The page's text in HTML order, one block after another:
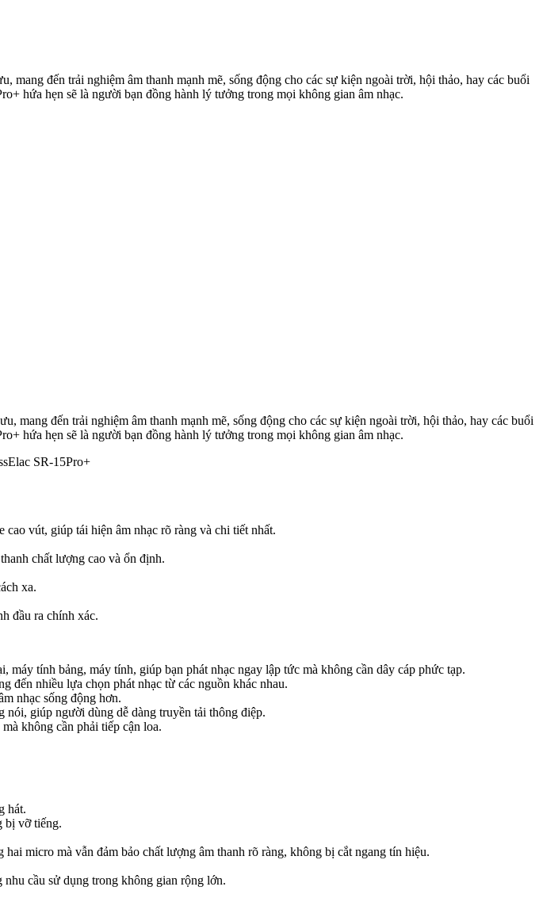
đến trải nghiệm âm thanh mạnh mẽ, sống động cho các sự kiện ngoài trời, hội thảo, hay các buổi
hứa hẹn sẽ là người bạn đồng hành lý tưởng trong mọi không gian âm nhạc.
mang đến trải nghiệm âm thanh mạnh mẽ, sống động cho các sự kiện ngoài trời, hội thảo, hay các buổi
hứa hẹn sẽ là người bạn đồng hành lý tưởng trong mọi không gian âm nhạc.
vút, giúp tái hiện âm nhạc rõ ràng và chi tiết nhất.
chất lượng cao và ổn định.
xa.
đầu ra chính xác.
tính bảng, máy tính, giúp bạn phát nhạc ngay lập tức mà không cần dây cáp phức tạp.
đến nhiều lựa chọn phát nhạc từ các nguồn khác nhau.
nhạc sống động hơn.
giúp người dùng dễ dàng truyền tải thông điệp.
không cần phải tiếp cận loa.
hát.
bị vỡ tiếng.
micro mà vẫn đảm bảo chất lượng âm thanh rõ ràng, không bị cắt ngang tín hiệu.
cầu sử dụng trong không gian rộng lớn.